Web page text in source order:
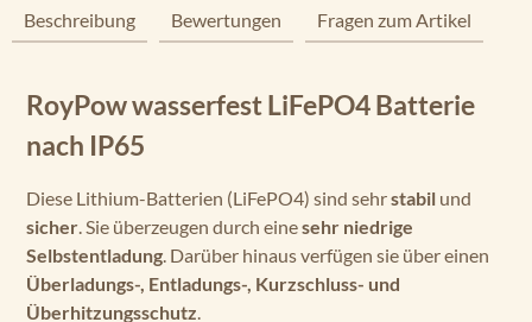
Beschreibung Bewertungen Fragen zum Artikel
RoyPow wasserfest LiFePO4 Batterie
nach IP65
Diese Lithium-Batterien (LiFePO4) sind sehrstabil und
sicher. Sie überzeugen durch einesehr niedrige
Selbstentladung. Darüber hinaus verfügen sie über einen
Überladungs-, Entladungs-, Kurzschluss- und
Überhitzungsschutz.